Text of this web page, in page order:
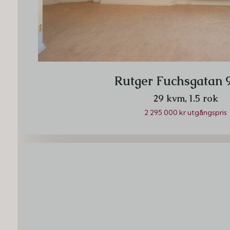
Rutger Fuchsgatan
29 kvm, 1.5 rok
2 295 000 kr utgångspris